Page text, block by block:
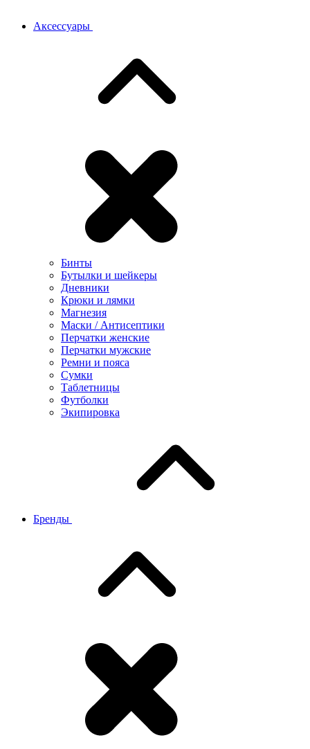
Аксессуары
Бинты
Бутылки и шейкеры
Дневники
Крюки и лямки
Магнезия
Маски / Антисептики
Перчатки женские
Перчатки мужские
Ремни и пояса
Сумки
Таблетницы
Футболки
Экипировка
Бренды